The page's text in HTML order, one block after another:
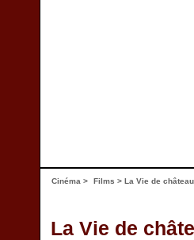
Cinéma > Films > La Vie de château
La Vie de